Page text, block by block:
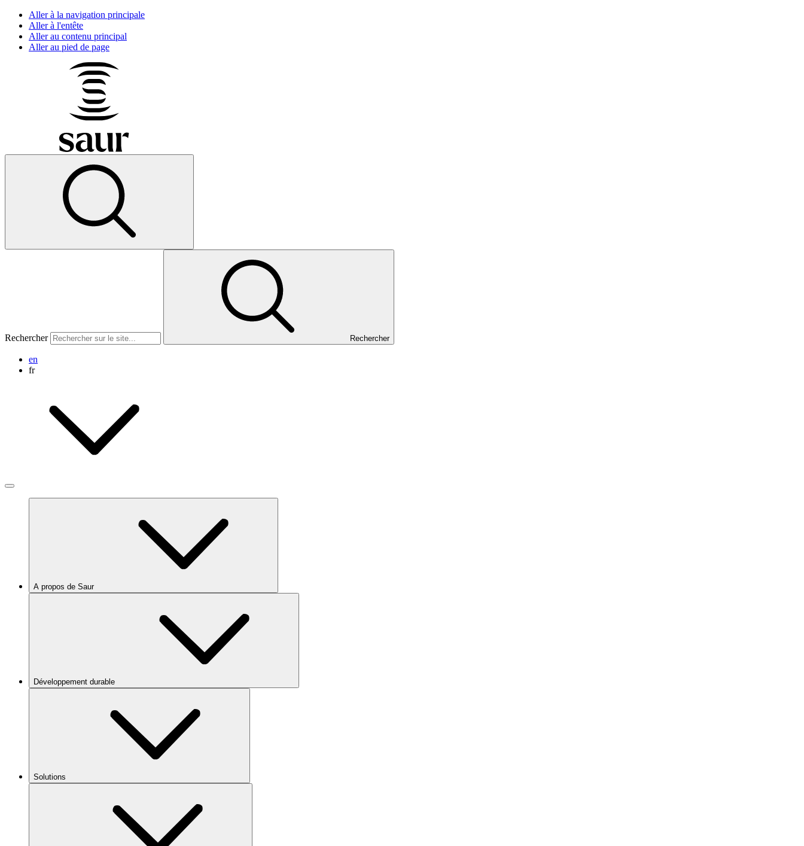
Aller à la navigation principale
Aller à l'entête
Aller au contenu principal
Aller au pied de page
Rechercher Rechercher
en
fr
A propos de Saur
Développement durable
Solutions